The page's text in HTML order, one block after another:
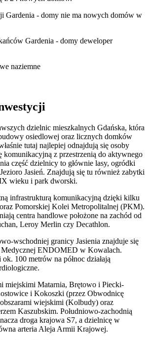
Gardenia - domy nie ma nowych domów w
Gardenia - domy deweloper
naziemne
dzielnic mieszkalnych Gdańska, która
osiedlowej oraz licznych domków
tutaj najlepiej odnajdują się osoby
komunikacyjną z przestrzenią do aktywnego
część dzielnicy to głównie lasy, ogródki
Jasień. Znajdują się tu również zabytki
wieku i park dworski.
infrastrukturą komunikacyjną dzięki kilku
Pomorskiej Kolei Metropolitalnej (PKM).
centra handlowe położone na zachód od
Leroy Merlin czy Decathlon.
wschodniej granicy Jasienia znajduje się
ENDOMED w Kowalach.
100 metrów na północ działają
miejskimi Matarnia, Brętowo i Piecki-
i Kokoszki (przez Obwodnicę
wiejskimi (Kolbudy) oraz
Kaszubskim. Południowo-zachodnią
droga krajowa S7, a dzielnicę w
arteria Aleja Armii Krajowej.